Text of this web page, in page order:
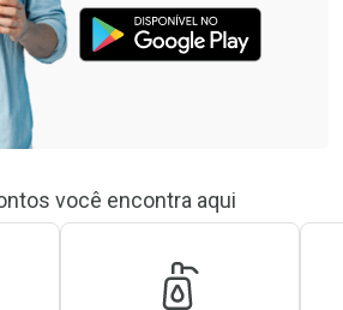
você encontra aqui